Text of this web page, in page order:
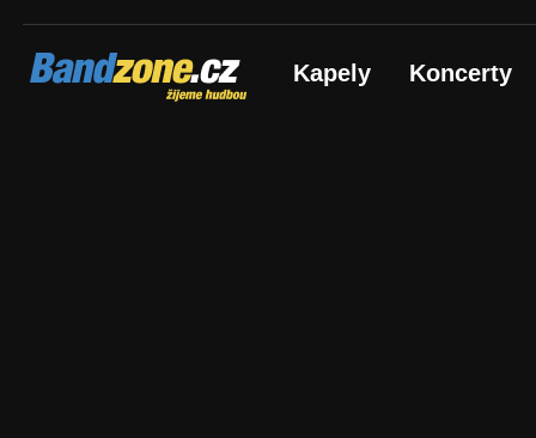
Bandzone.cz
žijeme hudbou Kapely Koncerty